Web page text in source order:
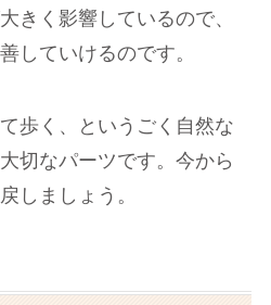
きく影響しているので、
していけるのです。
歩く、というごく自然な
切なパーツです。今から
しましょう。